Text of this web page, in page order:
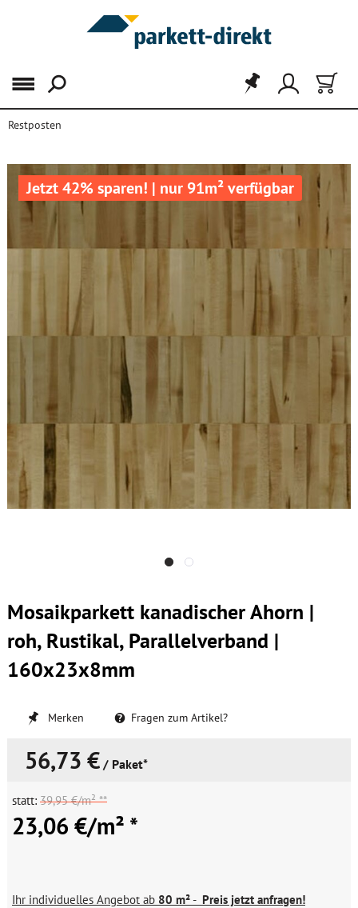
Menü
Restposten
Jetzt 42% sparen! | nur 91m² verfügbar
Mosaikparkett kanadischer Ahorn |
roh, Rustikal, Parallelverband |
160x23x8mm
Merken Fragen zum Artikel?
56,73 € / Paket*
statt: 39,95 €/m² **
23,06 €/m² *
Ihr individuelles Angebot ab 80 m²- Preis jetzt anfragen!